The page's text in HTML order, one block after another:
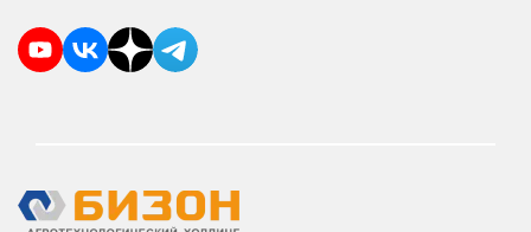
YouTubeVKontakte
DzenTelegram